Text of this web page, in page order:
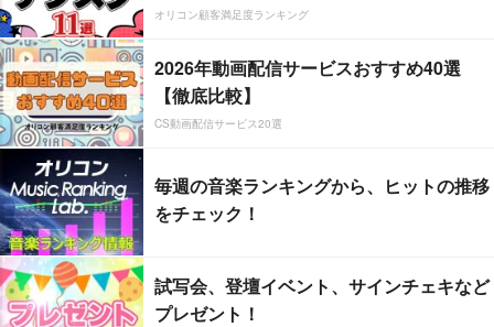
オリコン顧客満足度ランキング
2026年動画配信サービスおすすめ40選
【徹底比較】
CS動画配信サービス20選
毎週の音楽ランキングから、ヒットの推移
をチェック！
試写会、登壇イベント、サインチェキなど
プレゼント！